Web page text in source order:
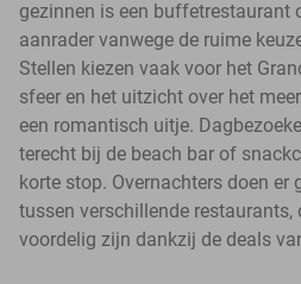
gezinnen is een buffetrestaurant
aanrader vanwege de ruime
Stellen kiezen vaak voor het
sfeer en het uitzicht over het
een romantisch uitje.
terecht bij de beach bar of
korte stop. Overnachters doen er
tussen verschillende
voordelig zijn dankzij de deals